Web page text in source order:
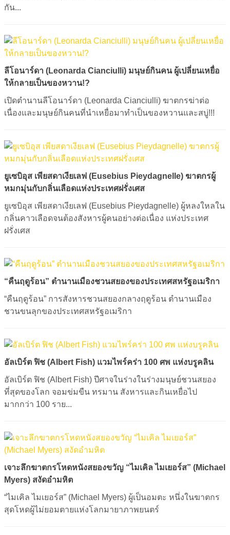
กัน...
ลีโอนาร์ดา (Leonarda Cianciulli) มนุษย์กินคน ผู้เปลี่ยนเหยื่อ
ให้กลายเป็นของหวาน!?
เปิดตำนานลีโอนาร์ดา (Leonarda Cianciulli) ฆาตกรฆ่าต่อ
เนื่องและมนุษย์กินคนที่นำเหยื่อมาทำเป็นของหวานและสบู่!!!
ยูเซบิอุส เพียสดาเงียเลฟ (Eusebius Pieydagnelle) ฆาตกรผู้
หมกมุ่นกับกลิ่นเลือดแห่งประเทศฝรั่งเศส
​​​​​​​ยูเซบิอุส เพียสดาเงียเลฟ (Eusebius Pieydagnelle) ผู้หลงใหลใน
กลิ่นคาวเลือดจนต้องสังหารผู้คนอย่างต่อเนื่อง แห่งประเทศ
ฝรั่งเศส
“คืนฤดูร้อน” ตำนานเมืองชวนสยองของประเทศสหรัฐอเมริกา
“คืนฤดูร้อน” การสังหารชวนสยองกลางฤดูร้อน ตำนานเมือง
ชวนขนลุกของประเทศสหรัฐอเมริกา
อัลเบิร์ต ฟิช (Albert Fish) แวมไพร์คร่า 100 ศพ แห่งบรูคลิน
อัลเบิร์ต ฟิช (Albert Fish) ปีศาจในร่างในร่างมนุษย์ชวนสยอง
ที่สุดของโลก จอมข่มขืน ทรมาน สังหารและกินเหยื่อไป
มากกว่า 100 ราย...
เจาะลึกฆาตกรโหดหนังสยองขวัญ “ไมเคิล ไมเยอร์ส” (Michael
Myers) สงัดอำมหิต
“ไมเคิล ไมเยอร์ส” (Michael Myers) ผู้เป็นอมตะ หนึ่งในฆาตกร
สุดโหดผู้ไม่ยอมตายแห่งโลกมายาภาพยนตร์